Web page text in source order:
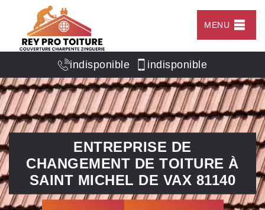
MENU
indisponible indisponible
ENTREPRISE DE
CHANGEMENT DE TOITURE À
SAINT MICHEL DE VAX 81140